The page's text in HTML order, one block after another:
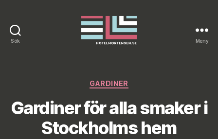
Sök Meny
Kategorier
GARDINER
Gardiner för alla smaker i
Stockholms hem